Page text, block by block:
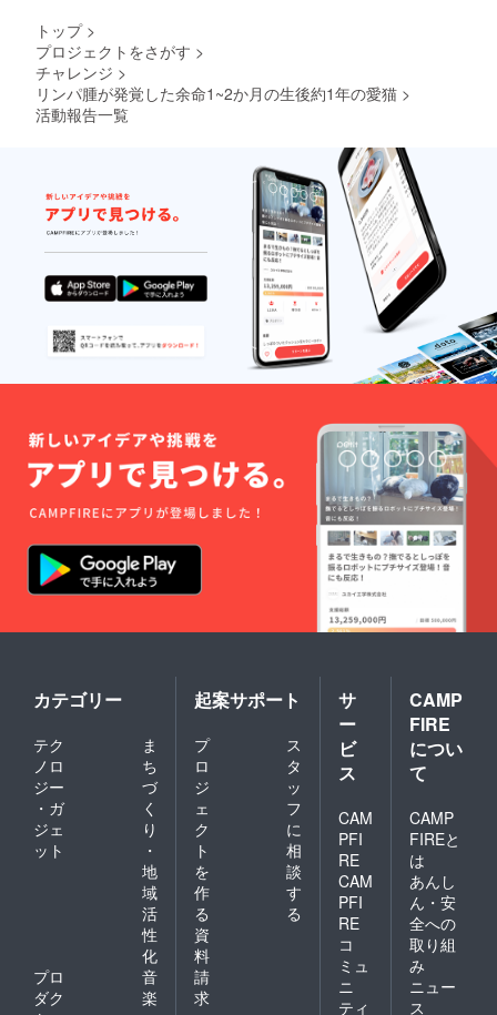
となりました。今回のクラ
ウドファンディングにて
170,000円 集めさせていた
だきました。そこから手数
期振り込み手数料10,000円
を抜きますと127,210円を全
額使わせていただきまし
た。この度はご支援いただ
きました皆様、誠にありが
トップ >
プロジェクトをさがす >
チャレンジ >
リンパ腫が発覚した余命1~2か月の生後約1年の愛猫 >
活動報告一覧
カテゴリー
テク
ノロ
ジー
・ガ
ジェ
ット
ま
ち
づ
く
り
・
地
域
活
性
化
プロ
ダク
音
楽
起案サポート
プ
ロ
ジ
ェ
ク
ト
を
作
る
ス
タ
ッ
フ
に
相
談
す
る
資
料
請
求
サ
ー
ビ
ス
CAM
PFI
RE
CAM
PFI
RE
コ
ミュ
ニ
ティ
CAMP
FIRE
につい
て
CAMP
FIREと
は
あんし
ん・安
全への
取り組
み
ニュー
ス